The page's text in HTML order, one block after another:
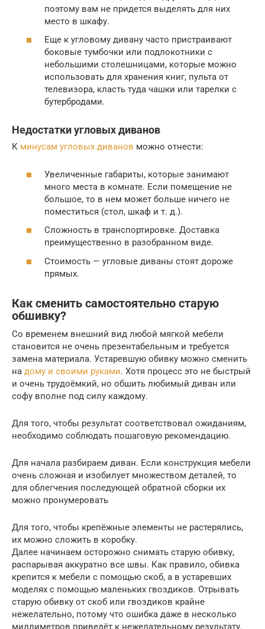
поэтому вам не придется выделять для них
место в шкафу.
Еще к угловому дивану часто пристраивают
боковые тумбочки или подлокотники с
небольшими столешницами, которые можно
использовать для хранения книг, пульта от
телевизора, класть туда чашки или тарелки с
бутербродами.
Недостатки угловых диванов
К минусам угловых диванов можно отнести:
Увеличенные габариты, которые занимают
много места в комнате. Если помещение не
большое, то в нем может больше ничего не
поместиться (стол, шкаф и т. д.).
Сложность в транспортировке. Доставка
преимущественно в разобранном виде.
Стоимость — угловые диваны стоят дороже
прямых.
Как сменить самостоятельно старую
обшивку?
Со временем внешний вид любой мягкой мебели
становится не очень презентабельным и требуется
замена материала. Устаревшую обивку можно сменить
на дому и своими руками. Хотя процесс это не быстрый
и очень трудоёмкий, но обшить любимый диван или
софу вполне под силу каждому.
Для того, чтобы результат соответствовал ожиданиям,
необходимо соблюдать пошаговую рекомендацию.
Для начала разбираем диван. Если конструкция мебели
очень сложная и изобилует множеством деталей, то
для облегчения последующей обратной сборки их
можно пронумеровать
Для того, чтобы крепёжные элементы не растерялись,
их можно сложить в коробку.
Далее начинаем осторожно снимать старую обивку,
распарывая аккуратно все швы. Как правило, обивка
крепится к мебели с помощью скоб, а в устаревших
моделях с помощью маленьких гвоздиков. Отрывать
старую обивку от скоб или гвоздиков крайне
нежелательно, потому что ошибка даже в несколько
миллиметров приведёт к нежелательному результату.